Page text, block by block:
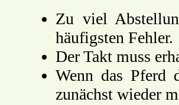
Zu viel
häufigsten Fehler.
Der Takt muss
Wenn das Pferd
zunächst wieder